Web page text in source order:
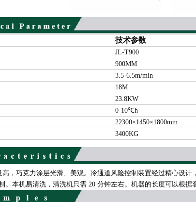
技术参数
JL-T900
900MM
3.5-6.5m/min
18M
23.8KW
0-10℃h
22300×1450×1800mm
3400KG
，巧克力涂层光滑、美观。冷通道风险控制装置经过精心设
。本机易清洗，清洗机只需 20 分钟左右。机器的长度可以根据